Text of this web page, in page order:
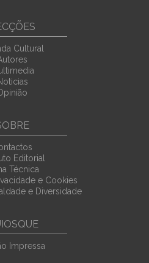
Cultural
Editorial
Técnica
e Cookies
e Diversidade
Impressa